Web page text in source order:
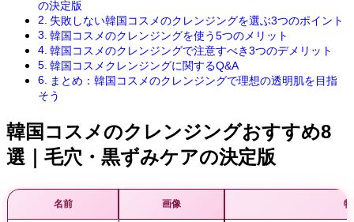
の決定版
失敗しない韓国コスメのクレンジングを選ぶ3つのポイント
韓国コスメのクレンジングを使う5つのメリット
韓国コスメのクレンジングで注意すべき3つのデメリット
韓国コスメクレンジングに関するQ&A
まとめ：韓国コスメのクレンジングで理想の透明肌を目指
そう
韓国コスメのクレンジングおすすめ8
選｜毛穴・黒ずみケアの決定版
名前 画像